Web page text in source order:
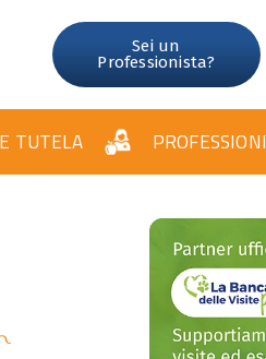
Sei un
Professionista?
TUTELA PROFESSIONI